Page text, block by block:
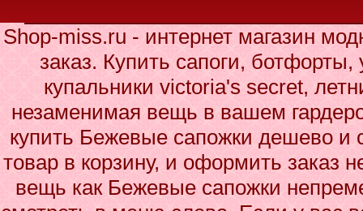
Shop-miss.ru - интернет магазин
заказ. Купить сапоги,
купальники victoria's secret,
незаменимая вещь в вашем
купить Бежевые сапожки дешево и
товар в корзину, и оформить заказ
вещь как Бежевые сапожки